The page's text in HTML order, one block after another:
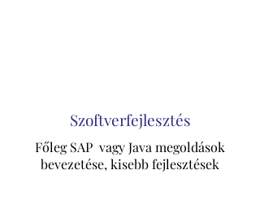
Szoftverfejlesztés
Főleg SAP vagy Java megoldások
bevezetése, kisebb fejlesztések